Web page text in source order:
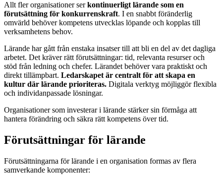
Allt fler organisationer serkontinuerligt lärande som en
förutsättning för konkurrenskraft. I en snabbt föränderlig
omvärld behöver kompetens utvecklas löpande och kopplas till
verksamhetens behov.
Lärande har gått från enstaka insatser till att bli en del av det dagliga
arbetet. Det kräver rätt förutsättningar: tid, relevanta resurser och
stöd från ledning och chefer. Lärandet behöver vara praktiskt och
direkt tillämpbart. Ledarskapet är centralt för att skapa en
kultur där lärande prioriteras. Digitala verktyg möjliggör flexibla
och individanpassade lösningar.
Organisationer som investerar i lärande stärker sin förmåga att
hantera förändring och säkra rätt kompetens över tid.
Förutsättningar för lärande
Förutsättningarna för lärande i en organisation formas av flera
samverkande komponenter: